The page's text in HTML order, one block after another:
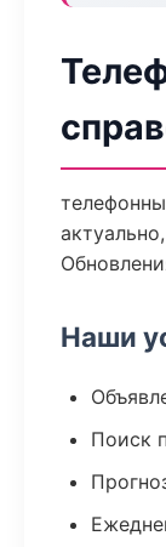
Наши
Поиск